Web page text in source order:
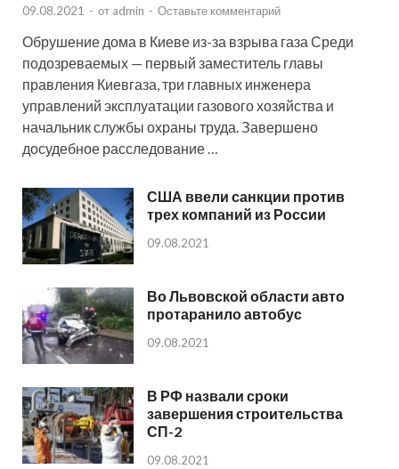
09.08.2021 - от admin - Оставьте комментарий
Обрушение дома в Киеве из-за взрыва газа Среди
подозреваемых — первый заместитель главы
правления Киевгаза, три главных инженера
управлений эксплуатации газового хозяйства и
начальник службы охраны труда. Завершено
досудебное расследование …
США ввели санкции против
трех компаний из России
09.08.2021
Во Львовской области авто
протаранило автобус
09.08.2021
В РФ назвали сроки
завершения строительства
СП-2
09.08.2021